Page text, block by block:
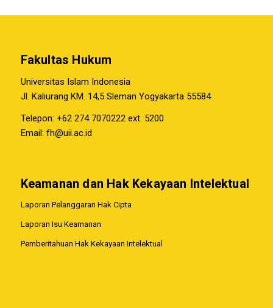
Fakultas Hukum
Universitas Islam Indonesia
Jl. Kaliurang KM. 14,5 Sleman Yogyakarta 55584
Telepon: +62 274 7070222 ext. 5200
Email: fh@uii.ac.id
Keamanan dan Hak Kekayaan Intelektual
Laporan Pelanggaran Hak Cipta
Laporan Isu Keamanan
Pemberitahuan Hak Kekayaan Intelektual